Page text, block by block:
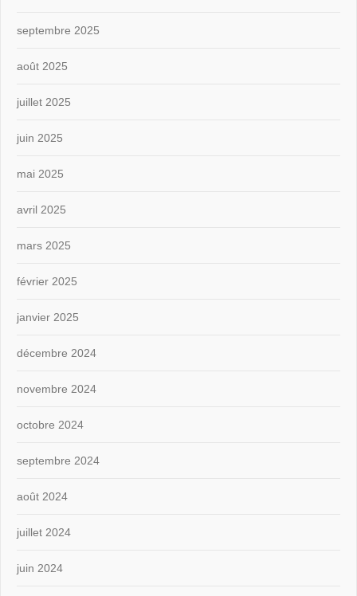
septembre 2025
août 2025
juillet 2025
juin 2025
mai 2025
avril 2025
mars 2025
février 2025
janvier 2025
décembre 2024
novembre 2024
octobre 2024
septembre 2024
août 2024
juillet 2024
juin 2024